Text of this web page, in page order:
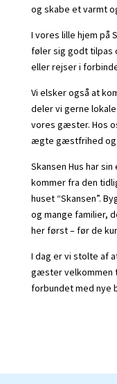
og skabe et varmt
I vores lille hjem på
føler sig godt tilpas
eller rejser i
Vi elsker også at
deler vi gerne
vores gæster. Hos
ægte gæstfrihed og
Skansen Hus har
kommer fra den
huset “Skansen”.
og mange familier,
her først – før de
I dag er vi stolte af
gæster velkommen
forbundet med nye